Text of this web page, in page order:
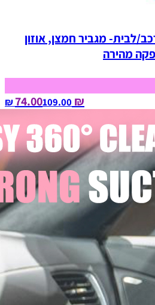
לבית- מגביר חמצן, אוזון
מהירה
₪ 74.00
109.00‏ ₪